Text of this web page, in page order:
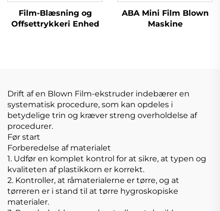
Film-Blæsning og
Offsettrykkeri Enhed
ABA Mini Film Blown
Maskine
Drift af en Blown Film-ekstruder indebærer en
systematisk procedure, som kan opdeles i
betydelige trin og kræver streng overholdelse af
procedurer.
Før start
Forberedelse af materialet
1. Udfør en komplet kontrol for at sikre, at typen og
kvaliteten af plastikkorn er korrekt.
2. Kontroller, at råmaterialerne er tørre, og at
tørreren er i stand til at tørre hygroskopiske
materialer.